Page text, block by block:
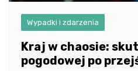
Wypadki i zdarzenia
Kraj w chaosie:
pogodowej po